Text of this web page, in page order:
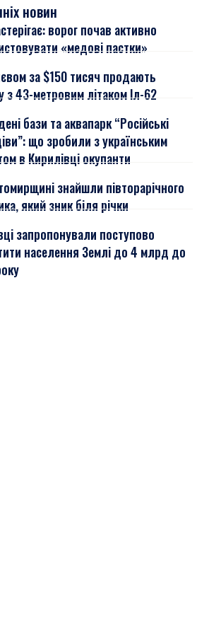
новин
ворог почав активно
«медові пастки»
за $150 тисяч продають
з 43-метровим літаком Іл-62
бази та аквапарк “Російські
що зробили з українським
в Кирилівці окупанти
знайшли півторарічного
який зник біля річки
запропонували поступово
населення Землі до 4 млрд до